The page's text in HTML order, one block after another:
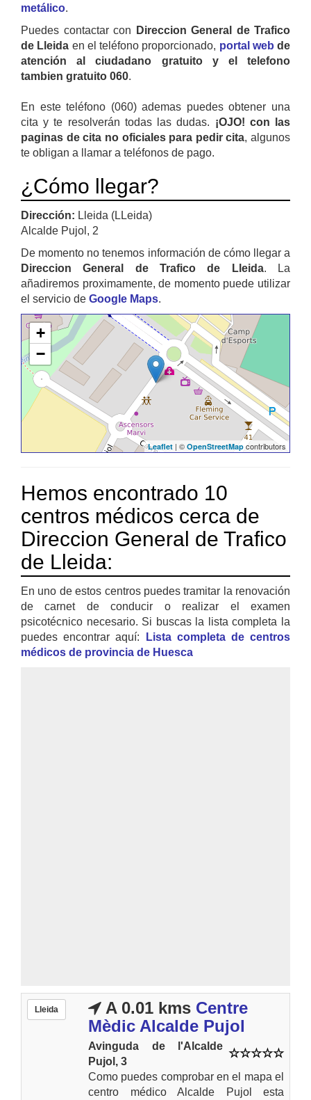
metálico.
Puedes contactar con
Direccion General de Trafico
de Lleida en el teléfono proporcionado, portal web de
atención al ciudadano gratuito y el telefono
tambien gratuito 060.
En este teléfono (060) ademas puedes obtener una
cita y te resolverán todas las dudas. ¡OJO! con las
paginas de cita no oficiales para pedir cita, algunos
te obligan a llamar a teléfonos de pago.
¿Cómo llegar?
Dirección: Lleida (LLeida)
Alcalde Pujol, 2
De momento no tenemos información de cómo llegar a
Direccion General de Trafico de Lleida. La
añadiremos proximamente, de momento puede utilizar
el servicio de Google Maps.
+
−
Leaflet | © OpenStreetMap contributors
Hemos encontrado 10
centros médicos cerca de
Direccion General de Trafico
de Lleida:
En uno de estos centros puedes tramitar la renovación
de carnet de conducir o realizar el examen
psicotécnico necesario. Si buscas la lista completa la
puedes encontrar aquí:
Lista completa de centros
médicos de provincia de Huesca
Lleida A 0.01 kms Centre
Mèdic Alcalde Pujol
Avinguda de l'Alcalde
Pujol, 3
Como puedes comprobar en el mapa el
centro médico Alcalde Pujol esta